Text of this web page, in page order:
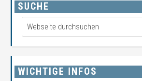
SUCHE
WICHTIGE INFOS